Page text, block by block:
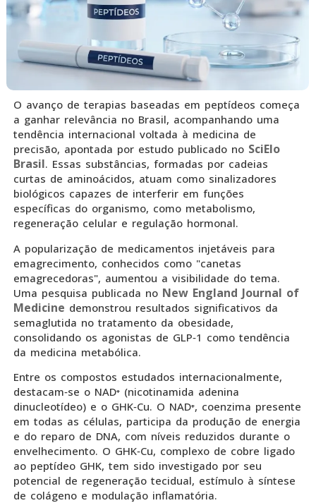
O avanço de terapias baseadas em peptídeos começa
a ganhar relevância no Brasil, acompanhando uma
tendência internacional voltada à medicina de
precisão, apontada por estudo publicado no SciElo
Brasil. Essas substâncias, formadas por cadeias
curtas de aminoácidos, atuam como sinalizadores
biológicos capazes de interferir em funções
específicas do organismo, como metabolismo,
regeneração celular e regulação hormonal.
A popularização de medicamentos injetáveis para
emagrecimento, conhecidos como "canetas
emagrecedoras", aumentou a visibilidade do tema.
Uma pesquisa publicada no New England Journal of
Medicine demonstrou resultados significativos da
semaglutida no tratamento da obesidade,
consolidando os agonistas de GLP‑1 como tendência
da medicina metabólica.
Entre os compostos estudados internacionalmente,
destacam‑se o NAD⁺ (nicotinamida adenina
dinucleotídeo) e o GHK‑Cu. O NAD⁺, coenzima presente
em todas as células, participa da produção de energia
e do reparo de DNA, com níveis reduzidos durante o
envelhecimento. O GHK‑Cu, complexo de cobre ligado
ao peptídeo GHK, tem sido investigado por seu
potencial de regeneração tecidual, estímulo à síntese
de colágeno e modulação inflamatória.